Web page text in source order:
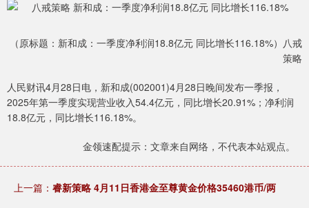
（原标题：新和成：一季度净利润18.8亿元 同比增长116.18%）八戒
策略
人民财讯4月28日电，新和成(002001)4月28日晚间发布一季报，
2025年第一季度实现营业收入54.4亿元，同比增长20.91%；净利润
18.8亿元，同比增长116.18%。
金领速配提示：文章来自网络，不代表本站观点。
上一篇： 睿新策略 4月11日香港金至尊黄金价格35460港币/两